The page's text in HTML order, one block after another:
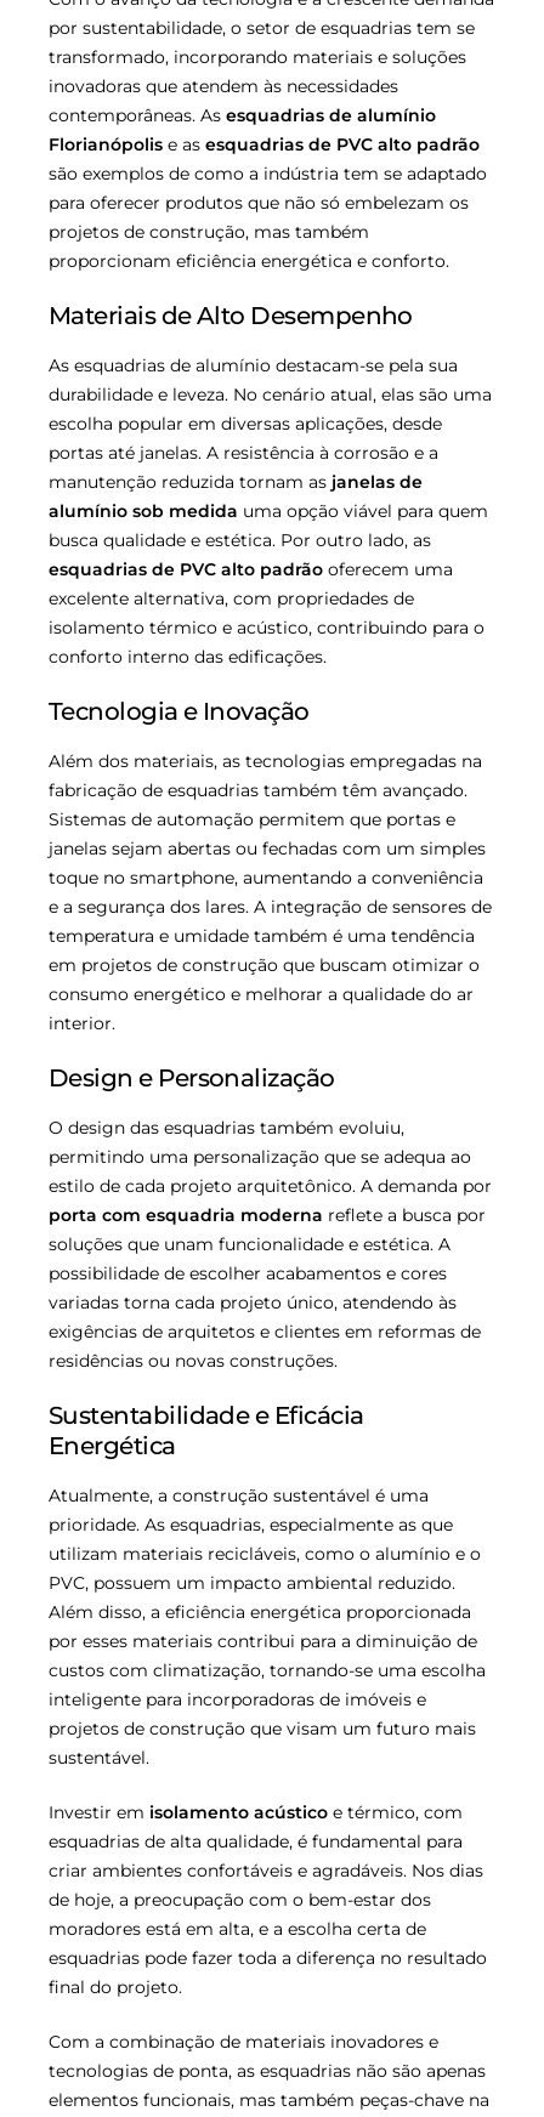
por sustentabilidade, o setor de esquadrias tem se
transformado, incorporando materiais e soluções
inovadoras que atendem às necessidades
contemporâneas. As esquadrias de alumínio
Florianópolis e as esquadrias de PVC alto padrão
são exemplos de como a indústria tem se adaptado
para oferecer produtos que não só embelezam os
projetos de construção, mas também
proporcionam eficiência energética e conforto.
Materiais de Alto Desempenho
As esquadrias de alumínio destacam-se pela sua
durabilidade e leveza. No cenário atual, elas são uma
escolha popular em diversas aplicações, desde
portas até janelas. A resistência à corrosão e a
manutenção reduzida tornam as janelas de
alumínio sob medida uma opção viável para quem
busca qualidade e estética. Por outro lado, as
esquadrias de PVC alto padrão oferecem uma
excelente alternativa, com propriedades de
isolamento térmico e acústico, contribuindo para o
conforto interno das edificações.
Tecnologia e Inovação
Além dos materiais, as tecnologias empregadas na
fabricação de esquadrias também têm avançado.
Sistemas de automação permitem que portas e
janelas sejam abertas ou fechadas com um simples
toque no smartphone, aumentando a conveniência
e a segurança dos lares. A integração de sensores de
temperatura e umidade também é uma tendência
em projetos de construção que buscam otimizar o
consumo energético e melhorar a qualidade do ar
interior.
Design e Personalização
O design das esquadrias também evoluiu,
permitindo uma personalização que se adequa ao
estilo de cada projeto arquitetônico. A demanda por
porta com esquadria moderna reflete a busca por
soluções que unam funcionalidade e estética. A
possibilidade de escolher acabamentos e cores
variadas torna cada projeto único, atendendo às
exigências de arquitetos e clientes em reformas de
residências ou novas construções.
Sustentabilidade e Eficácia
Energética
Atualmente, a construção sustentável é uma
prioridade. As esquadrias, especialmente as que
utilizam materiais recicláveis, como o alumínio e o
PVC, possuem um impacto ambiental reduzido.
Além disso, a eficiência energética proporcionada
por esses materiais contribui para a diminuição de
custos com climatização, tornando-se uma escolha
inteligente para incorporadoras de imóveis e
projetos de construção que visam um futuro mais
sustentável.
Investir em isolamento acústico e térmico, com
esquadrias de alta qualidade, é fundamental para
criar ambientes confortáveis e agradáveis. Nos dias
de hoje, a preocupação com o bem-estar dos
moradores está em alta, e a escolha certa de
esquadrias pode fazer toda a diferença no resultado
final do projeto.
Com a combinação de materiais inovadores e
tecnologias de ponta, as esquadrias não são apenas
elementos funcionais, mas também peças-chave na